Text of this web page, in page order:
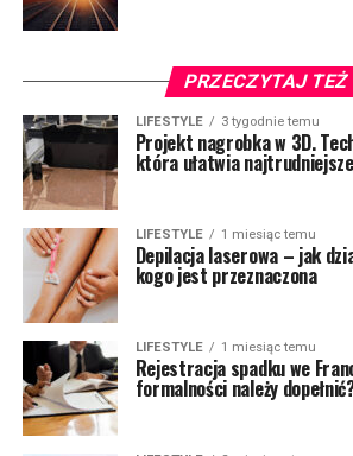
PRZECZYTAJ TEŻ
LIFESTYLE 3 tygodnie temu
Projekt nagrobka w 3D.
która ułatwia
LIFESTYLE 1 miesiąc temu
Depilacja laserowa – jak
kogo jest przeznaczona
LIFESTYLE 1 miesiąc temu
Rejestracja spadku we
formalności należy